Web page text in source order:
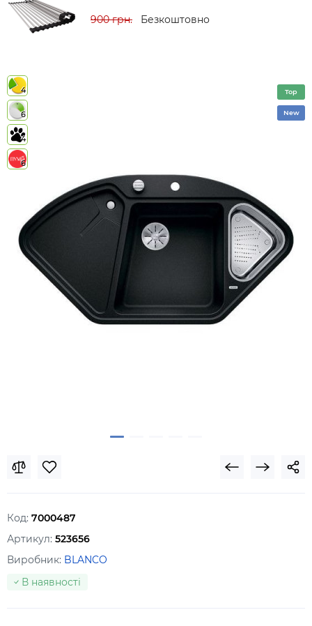
900 грн. Безкоштовно
4
6
4
6
Top
New
Код: 7000487
Артикул: 523656
Виробник: BLANCO
В наявності